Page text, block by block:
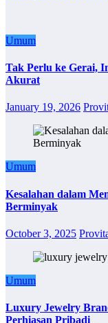
Umum
Tak Perlu ke Gerai,
Akurat
January 19, 2026
Umum
Kesalahan dalam
Berminyak
October 3, 2025
Umum
Luxury Jewelry
Perhiasan Pribadi